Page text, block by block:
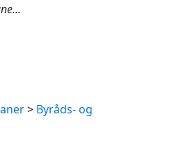
> Byråds- og